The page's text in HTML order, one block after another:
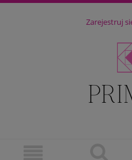
Zarejestruj